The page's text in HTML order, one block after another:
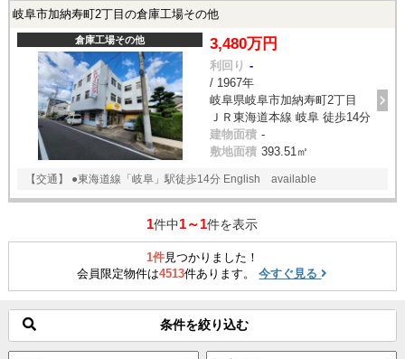
岐阜市加納寿町2丁目の倉庫工場その他
倉庫工場その他 3,480万円
利回り -
/ 1967年
岐阜県岐阜市加納寿町2丁目
ＪＲ東海道本線 岐阜 徒歩14分
建物面積 -
敷地面積 393.51㎡
【交通】 ●東海道線「岐阜」駅徒歩14分 English available
1件中1～1件を表示
1件見つかりました！
会員限定物件は4513件あります。今すぐ見る
条件を絞り込む